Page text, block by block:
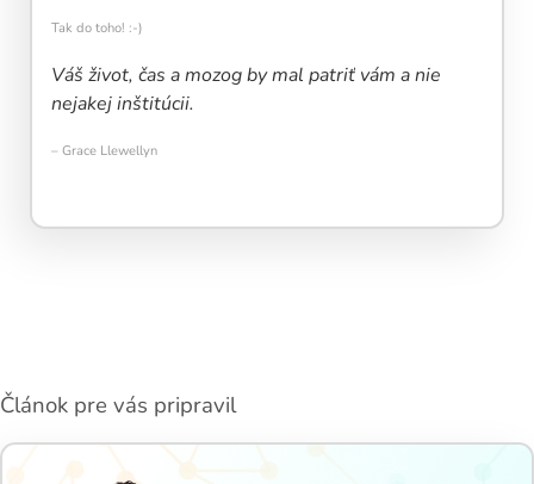
Tak do toho! :-)
Váš život, čas a mozog by mal patriť vám a nie
nejakej inštitúcii.
– Grace Llewellyn
Článok pre vás pripravil